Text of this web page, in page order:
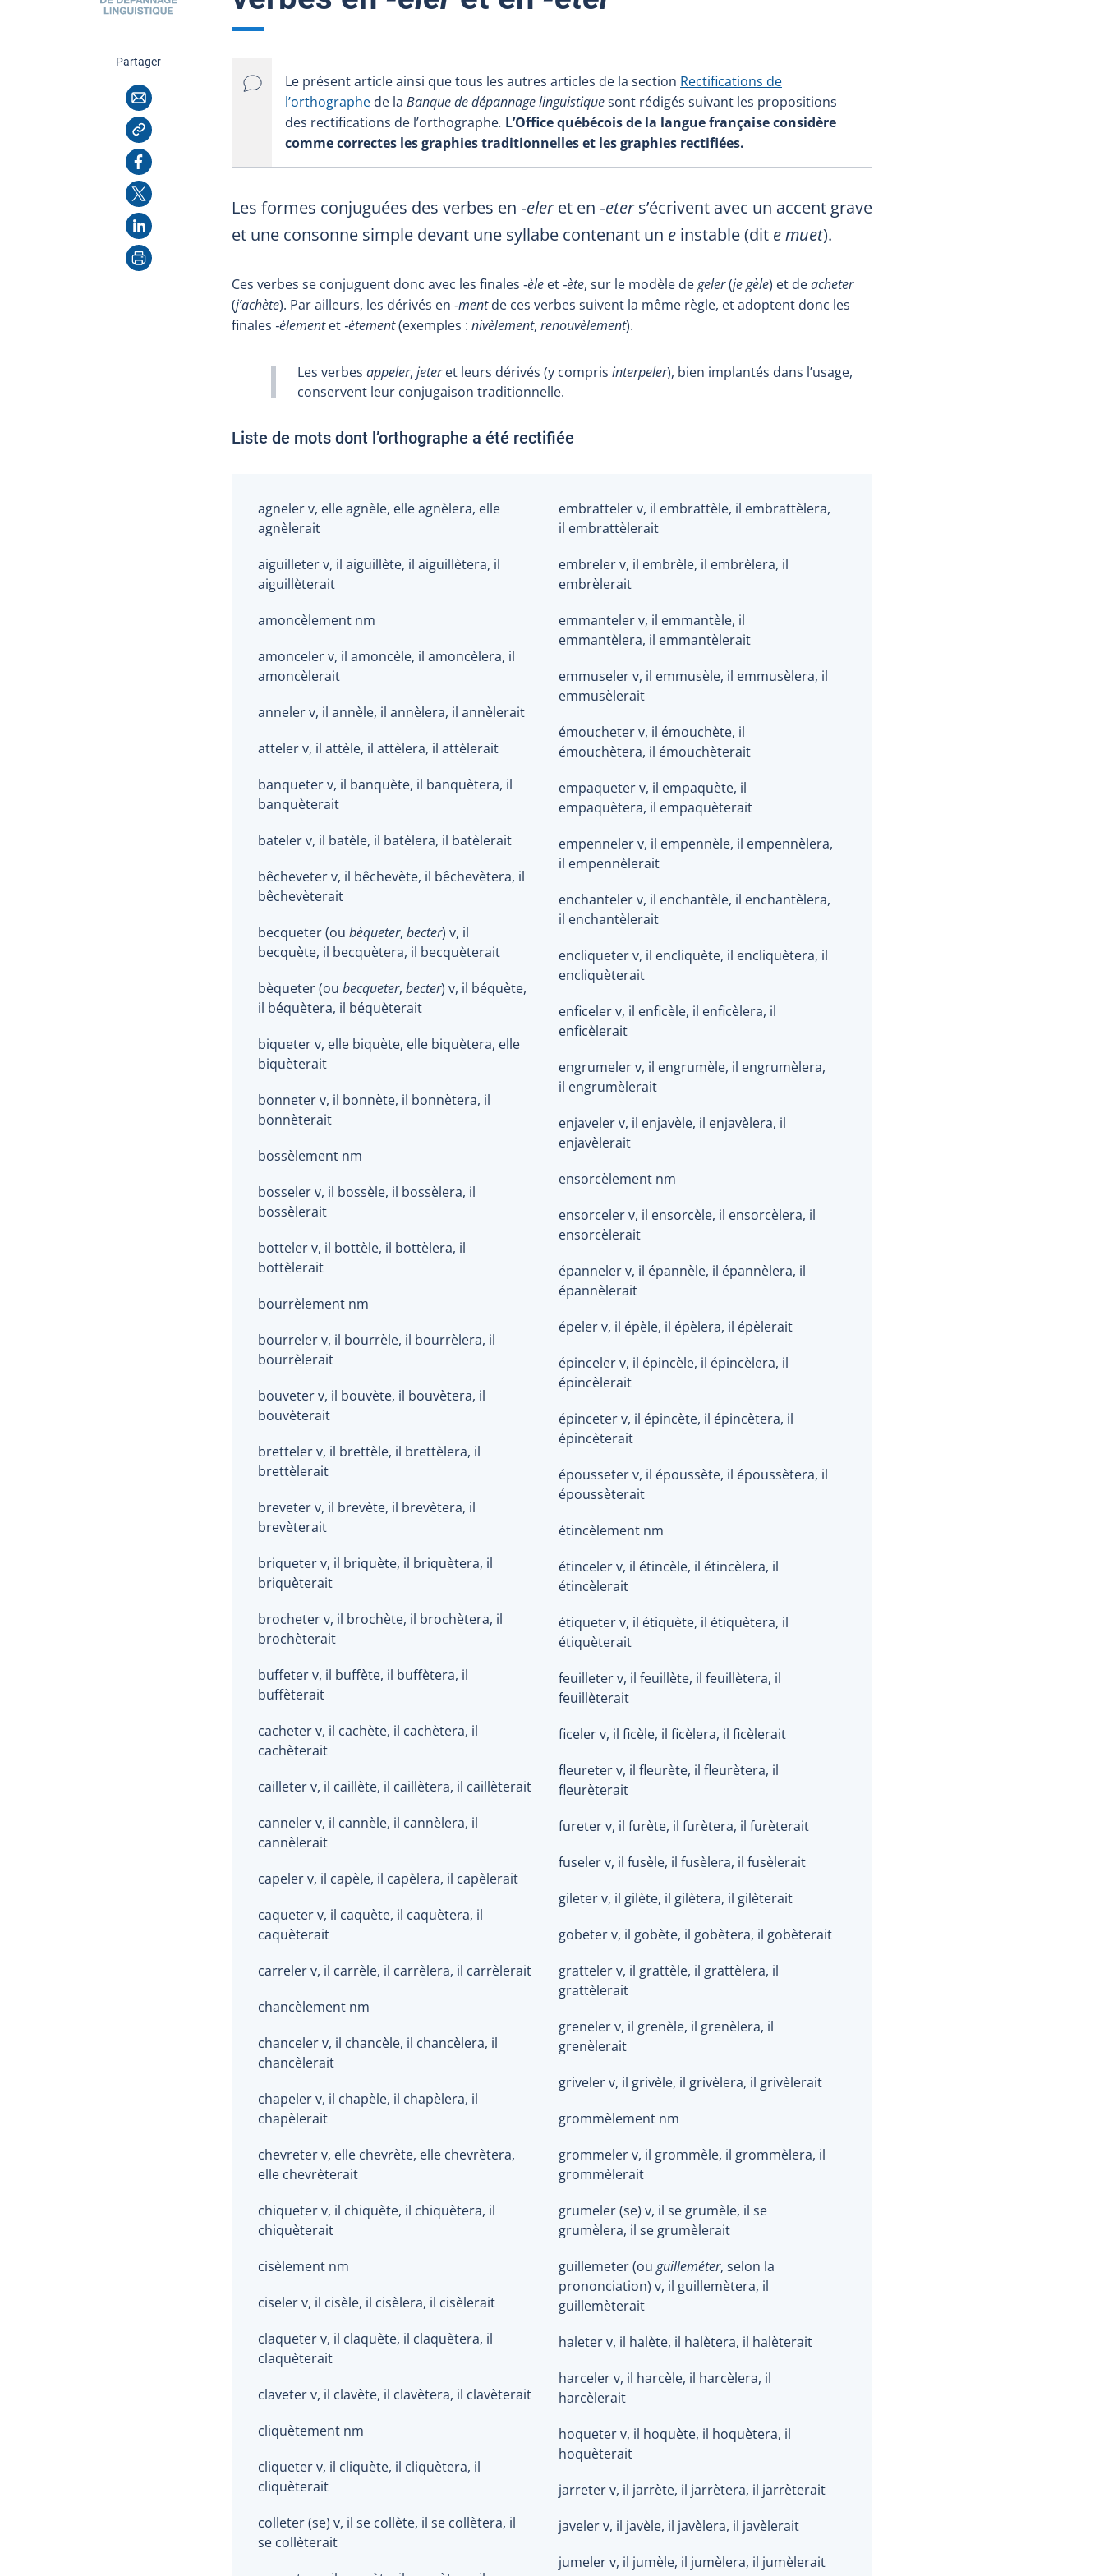
Partagercette page
Courriel
Copier l'adresse
Facebook
X
LinkedIn
Imprimer
Le présent article ainsi que tous les autres articles de la section Rectifications de
l’orthographe de la Banque de dépannage linguistiquesont rédigés suivant les propositions
des rectifications de l’orthographe. L’Office québécois de la langue française considère
comme correctes les graphies traditionnelles et les graphies rectifiées.
Les formes conjuguées des verbes en ‑eleret en ‑eters’écrivent avec un accent grave
et une consonne simple devant une syllabe contenant un e instable (dit emuet).
Ces verbes se conjuguent donc avec les finales ‑èle et ‑ète, sur le modèle degeler(je gèle) et deacheter
(j’achète). Par ailleurs, les dérivés en ‑mentde ces verbes suivent la même règle, et adoptent donc les
finales ‑èlementet ‑ètement(exemples : nivèlement, renouvèlement).
Les verbes appeler, jeteret leurs dérivés (y compris interpeler), bien implantés dans l’usage,
conservent leur conjugaison traditionnelle.
Liste de mots dont l’orthographe a été rectifiée
agneler v, elle agnèle, elle agnèlera, elle
agnèlerait
aiguilleter v, il aiguillète, il aiguillètera, il
aiguillèterait
amoncèlement nm
amonceler v, il amoncèle, il amoncèlera, il
amoncèlerait
anneler v, il annèle, il annèlera, il annèlerait
atteler v, il attèle, il attèlera, il attèlerait
banqueter v, il banquète, il banquètera, il
banquèterait
bateler v, il batèle, il batèlera, il batèlerait
bêcheveter v, il bêchevète, il bêchevètera, il
bêchevèterait
becqueter (ou bèqueter, becter) v, il
becquète, il becquètera, il becquèterait
bèqueter (ou becqueter, becter) v, il béquète,
il béquètera, il béquèterait
biqueter v, elle biquète, elle biquètera, elle
biquèterait
bonneter v, il bonnète, il bonnètera, il
bonnèterait
bossèlement nm
bosseler v, il bossèle, il bossèlera, il
bossèlerait
botteler v, il bottèle, il bottèlera, il
bottèlerait
bourrèlement nm
bourreler v, il bourrèle, il bourrèlera, il
bourrèlerait
bouveter v, il bouvète, il bouvètera, il
bouvèterait
bretteler v, il brettèle, il brettèlera, il
brettèlerait
breveter v, il brevète, il brevètera, il
brevèterait
briqueter v, il briquète, il briquètera, il
briquèterait
brocheter v, il brochète, il brochètera, il
brochèterait
buffeter v, il buffète, il buffètera, il
buffèterait
cacheter v, il cachète, il cachètera, il
cachèterait
cailleter v, il caillète, il caillètera, il caillèterait
canneler v, il cannèle, il cannèlera, il
cannèlerait
capeler v, il capèle, il capèlera, il capèlerait
caqueter v, il caquète, il caquètera, il
caquèterait
carreler v, il carrèle, il carrèlera, il carrèlerait
chancèlement nm
chanceler v, il chancèle, il chancèlera, il
chancèlerait
chapeler v, il chapèle, il chapèlera, il
chapèlerait
chevreter v, elle chevrète, elle chevrètera,
elle chevrèterait
chiqueter v, il chiquète, il chiquètera, il
chiquèterait
cisèlement nm
ciseler v, il cisèle, il cisèlera, il cisèlerait
claqueter v, il claquète, il claquètera, il
claquèterait
claveter v, il clavète, il clavètera, il clavèterait
cliquètement nm
cliqueter v, il cliquète, il cliquètera, il
cliquèterait
colleter (se) v, il se collète, il se collètera, il
se collèterait
embratteler v, il embrattèle, il embrattèlera,
il embrattèlerait
embreler v, il embrèle, il embrèlera, il
embrèlerait
emmanteler v, il emmantèle, il
emmantèlera, il emmantèlerait
emmuseler v, il emmusèle, il emmusèlera, il
emmusèlerait
émoucheter v, il émouchète, il
émouchètera, il émouchèterait
empaqueter v, il empaquète, il
empaquètera, il empaquèterait
empenneler v, il empennèle, il empennèlera,
il empennèlerait
enchanteler v, il enchantèle, il enchantèlera,
il enchantèlerait
encliqueter v, il encliquète, il encliquètera, il
encliquèterait
enficeler v, il enficèle, il enficèlera, il
enficèlerait
engrumeler v, il engrumèle, il engrumèlera,
il engrumèlerait
enjaveler v, il enjavèle, il enjavèlera, il
enjavèlerait
ensorcèlement nm
ensorceler v, il ensorcèle, il ensorcèlera, il
ensorcèlerait
épanneler v, il épannèle, il épannèlera, il
épannèlerait
épeler v, il épèle, il épèlera, il épèlerait
épinceler v, il épincèle, il épincèlera, il
épincèlerait
épinceter v, il épincète, il épincètera, il
épincèterait
épousseter v, il époussète, il époussètera, il
époussèterait
étincèlement nm
étinceler v, il étincèle, il étincèlera, il
étincèlerait
étiqueter v, il étiquète, il étiquètera, il
étiquèterait
feuilleter v, il feuillète, il feuillètera, il
feuillèterait
ficeler v, il ficèle, il ficèlera, il ficèlerait
fleureter v, il fleurète, il fleurètera, il
fleurèterait
fureter v, il furète, il furètera, il furèterait
fuseler v, il fusèle, il fusèlera, il fusèlerait
gileter v, il gilète, il gilètera, il gilèterait
gobeter v, il gobète, il gobètera, il gobèterait
gratteler v, il grattèle, il grattèlera, il
grattèlerait
greneler v, il grenèle, il grenèlera, il
grenèlerait
griveler v, il grivèle, il grivèlera, il grivèlerait
grommèlement nm
grommeler v, il grommèle, il grommèlera, il
grommèlerait
grumeler (se) v, il se grumèle, il se
grumèlera, il se grumèlerait
guillemeter (ou guilleméter, selon la
prononciation) v, il guillemètera, il
guillemèterait
haleter v, il halète, il halètera, il halèterait
harceler v, il harcèle, il harcèlera, il
harcèlerait
hoqueter v, il hoquète, il hoquètera, il
hoquèterait
jarreter v, il jarrète, il jarrètera, il jarrèterait
javeler v, il javèle, il javèlera, il javèlerait
jumeler v, il jumèle, il jumèlera, il jumèlerait